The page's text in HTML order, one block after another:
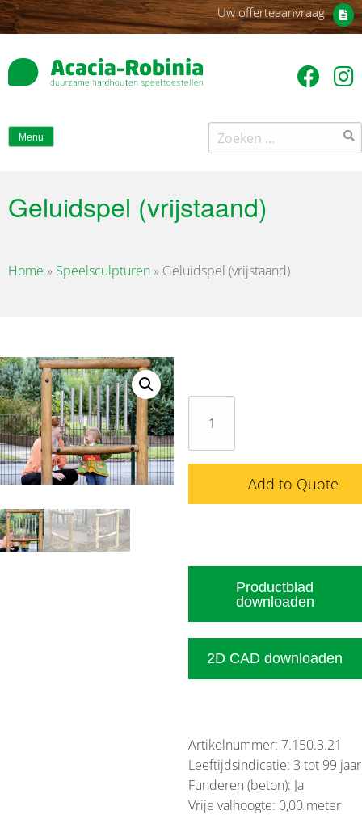
Uw offerteaanvraag
Menu
Zoeken
naar:
Geluidspel (vrijstaand)
Home » Speelsculpturen» Geluidspel (vrijstaand)
(vrijstaand)
aantal
Add to Quote
Productblad
downloaden
2D CAD downloaden
Artikelnummer: 7.150.3.21
Leeftijdsindicatie: 3 tot 99 jaar
Funderen (beton): Ja
Vrije valhoogte: 0,00 meter